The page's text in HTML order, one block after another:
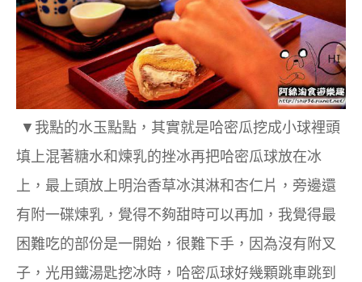
▼我點的水玉點點，其實就是哈密瓜挖成小球裡頭
填上混著糖水和煉乳的挫冰再把哈密瓜球放在冰
上，最上頭放上明治香草冰淇淋和杏仁片，旁邊還
有附一碟煉乳，覺得不夠甜時可以再加，我覺得最
困難吃的部份是一開始，很難下手，因為沒有附叉
子，光用鐵湯匙挖冰時，哈密瓜球好幾顆跳車跳到